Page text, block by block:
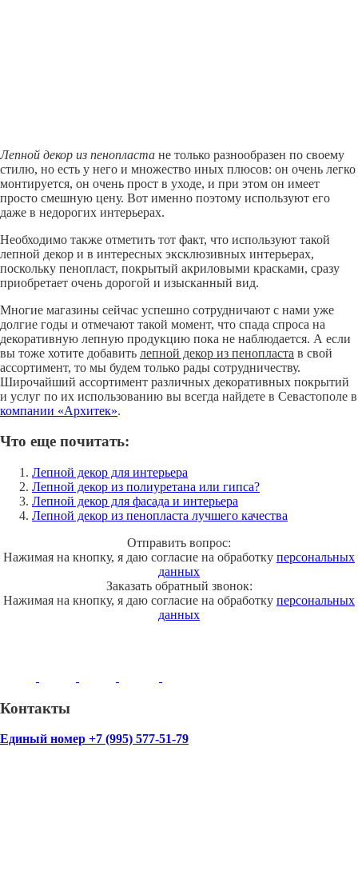
Лепной декор из пенопласта не только разнообразен по своему
стилю, но есть у него и множество иных плюсов: он очень легко
монтируется, он очень прост в уходе, и при этом он имеет
просто смешную цену. Вот именно поэтому используют его
даже в недорогих интерьерах.
Необходимо также отметить тот факт, что используют такой
лепной декор и в интересных эксклюзивных интерьерах,
поскольку пенопласт, покрытый акриловыми красками, сразу
приобретает очень дорогой и изысканный вид.
Многие магазины сейчас успешно сотрудничают с нами уже
долгие годы и отмечают такой момент, что спада спроса на
декоративную лепную продукцию пока не наблюдается. А если
вы тоже хотите добавить лепной декор из пенопласта в свой
ассортимент, то мы будем только рады сотрудничеству.
Широчайший ассортимент различных декоративных покрытий
и услуг по их использованию вы всегда найдете в Севастополе в
компании «Архитек».
Что еще почитать:
Лепной декор для интерьера
Лепной декор из полиуретана или гипса?
Лепной декор для фасада и интерьера
Лепной декор из пенопласта лучшего качества
Отправить вопрос:
Нажимая на кнопку, я даю согласие на обработку персональных
данных
Заказать обратный звонок:
Нажимая на кнопку, я даю согласие на обработку персональных
данных
Контакты
Единый номер +7 (995) 577-51-79